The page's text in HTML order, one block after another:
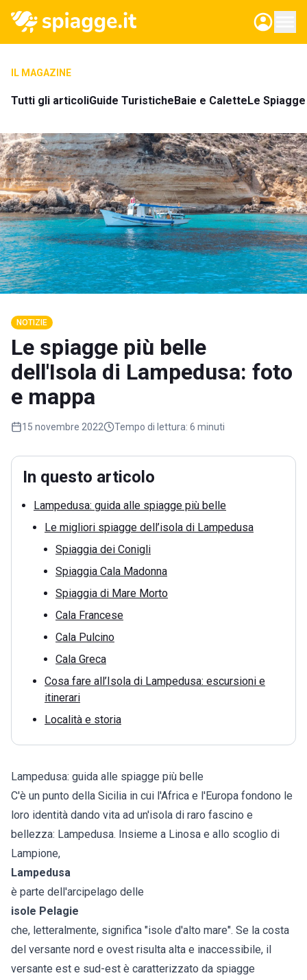
IL MAGAZINE
Tutti gli articoliGuide TuristicheBaie e CaletteLe
NOTIZIE
Le spiagge più belle
dell'Isola di Lampedusa: foto
e mappa
15 novembre 2022 Tempo di lettura: 6 minuti
In questo articolo
Lampedusa: guida alle spiagge più belle
Le migliori spiagge dell’isola di Lampedusa
Spiaggia dei Conigli
Spiaggia Cala Madonna
Spiaggia di Mare Morto
Cala Francese
Cala Pulcino
Cala Greca
Cosa fare all’Isola di Lampedusa: escursioni e
itinerari
Località e storia
Lampedusa: guida alle spiagge più belle
C'è un punto della Sicilia in cui l'Africa e l'Europa fondono le
loro identità dando vita ad un'isola di raro fascino e
bellezza: Lampedusa. Insieme a Linosa e allo scoglio di
Lampione,
Lampedusa
è parte dell'arcipelago delle
isole Pelagie
che, letteralmente, significa "isole d'alto mare". Se la costa
del versante nord e ovest risulta alta e inaccessibile, il
versante est e sud-est è caratterizzato da spiagge